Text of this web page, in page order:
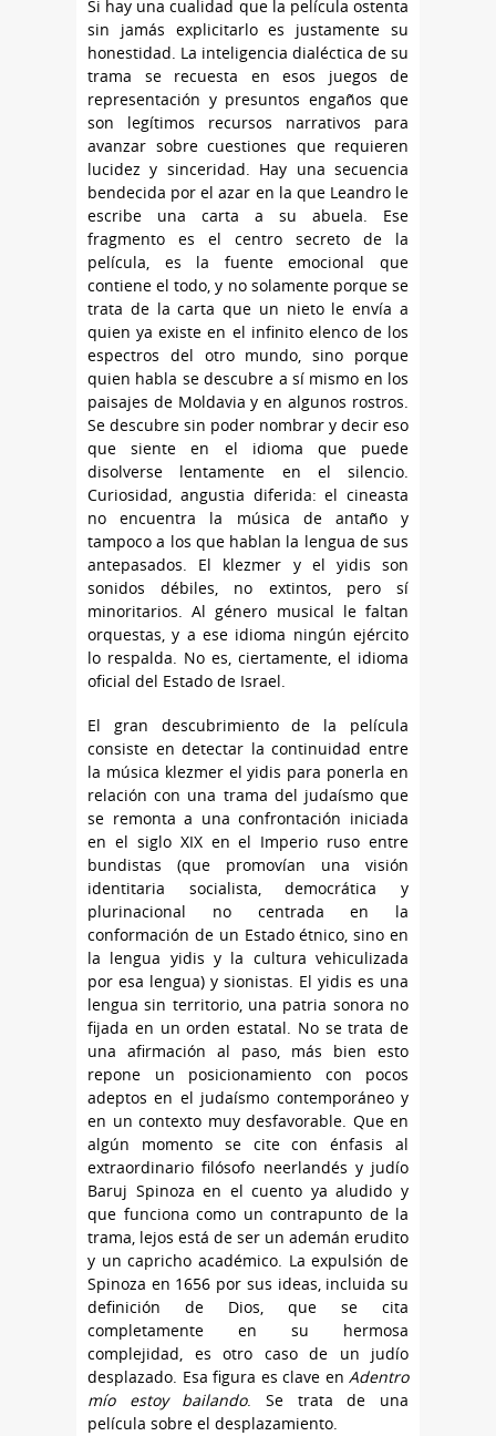
Si hay una cualidad que la película ostenta
sin jamás explicitarlo es justamente su
honestidad. La inteligencia dialéctica de su
trama se recuesta en esos juegos de
representación y presuntos engaños que
son legítimos recursos narrativos para
avanzar sobre cuestiones que requieren
lucidez y sinceridad. Hay una secuencia
bendecida por el azar en la que Leandro le
escribe una carta a su abuela. Ese
fragmento es el centro secreto de la
película, es la fuente emocional que
contiene el todo, y no solamente porque se
trata de la carta que un nieto le envía a
quien ya existe en el infinito elenco de los
espectros del otro mundo, sino porque
quien habla se descubre a sí mismo en los
paisajes de Moldavia y en algunos rostros.
Se descubre sin poder nombrar y decir eso
que siente en el idioma que puede
disolverse lentamente en el silencio.
Curiosidad, angustia diferida: el cineasta
no encuentra la música de antaño y
tampoco a los que hablan la lengua de sus
antepasados. El klezmer y el yidis son
sonidos débiles, no extintos, pero sí
minoritarios. Al género musical le faltan
orquestas, y a ese idioma ningún ejército
lo respalda. No es, ciertamente, el idioma
oficial del Estado de Israel.
El gran descubrimiento de la película
consiste en detectar la continuidad entre
la música klezmer el yidis para ponerla en
relación con una trama del judaísmo que
se remonta a una confrontación iniciada
en el siglo XIX en el Imperio ruso entre
bundistas (que promovían una visión
identitaria socialista, democrática y
plurinacional no centrada en la
conformación de un Estado étnico, sino en
la lengua yidis y la cultura vehiculizada
por esa lengua) y sionistas. El yidis es una
lengua sin territorio, una patria sonora no
fijada en un orden estatal. No se trata de
una afirmación al paso, más bien esto
repone un posicionamiento con pocos
adeptos en el judaísmo contemporáneo y
en un contexto muy desfavorable. Que en
algún momento se cite con énfasis al
extraordinario filósofo neerlandés y judío
Baruj Spinoza en el cuento ya aludido y
que funciona como un contrapunto de la
trama, lejos está de ser un ademán erudito
y un capricho académico. La expulsión de
Spinoza en 1656 por sus ideas, incluida su
definición de Dios, que se cita
completamente en su hermosa
complejidad, es otro caso de un judío
desplazado. Esa figura es clave en Adentro
mío estoy bailando. Se trata de una
película sobre el desplazamiento.